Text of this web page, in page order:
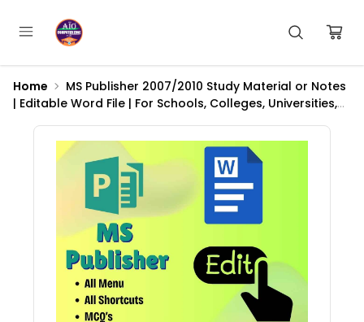
Home
MS Publisher 2007/2010 Study Material or Notes
| Editable Word File | For Schools, Colleges, Universities,